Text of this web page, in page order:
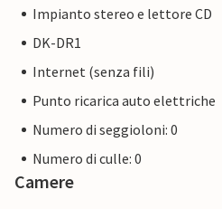
Impianto stereo e lettore CD
DK-DR1
Internet (senza fili)
Punto ricarica auto elettriche
Numero di seggioloni: 0
Numero di culle: 0
Camere